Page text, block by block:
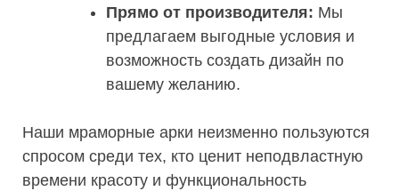
Прямо от производителя: Мы
предлагаем выгодные условия и
возможность создать дизайн по
вашему желанию.
Наши мраморные арки неизменно пользуются
спросом среди тех, кто ценит неподвластную
времени красоту и функциональность